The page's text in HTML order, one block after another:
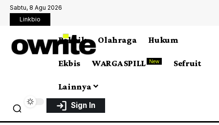
Sabtu, 8 Agu 2026
Linkbio
Politik Olahraga Hukum
Ekbis WARGA SPILL New Sefruit
Lainnya
Sign In